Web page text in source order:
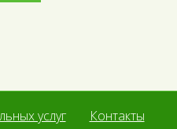
услуг Контакты